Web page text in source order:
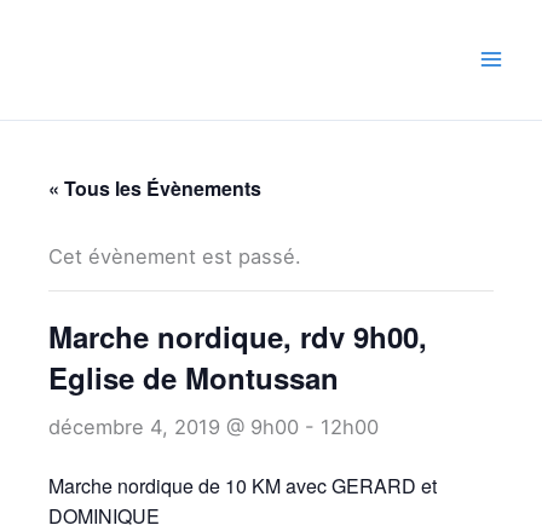
« Tous les Évènements
Cet évènement est passé.
Marche nordique, rdv 9h00,
Eglise de Montussan
décembre 4, 2019 @ 9h00 - 12h00
Marche nordique de 10 KM avec GERARD et
DOMINIQUE